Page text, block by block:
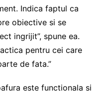
Indica faptul ca
obiective si se
ingrijit”, spune ea.
pentru cei care
de fata.”
este functionala si